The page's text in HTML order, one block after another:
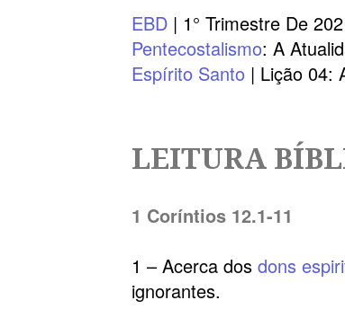
EBD | 1° Trimestre De
Pentecostalismo: A
Espírito Santo | Lição 04:
LEITURA
1 Coríntios 12.1-11
1 – Acerca dosdons
ignorantes.